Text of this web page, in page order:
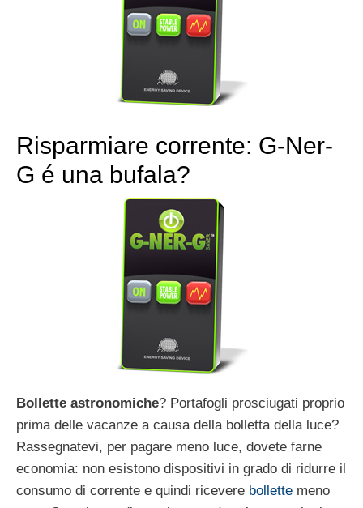
Risparmiare corrente: G-Ner-
G é una bufala?
Bollette astronomiche? Portafogli prosciugati proprio
prima delle vacanze a causa della bolletta della luce?
Rassegnatevi, per pagare meno luce, dovete farne
economia: non esistono dispositivi in grado di ridurre il
consumo di corrente e quindi ricevere bollette meno